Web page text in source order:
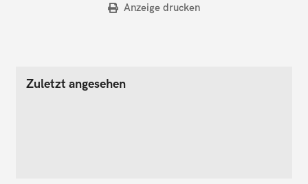
Anzeige drucken
Zuletzt angesehen